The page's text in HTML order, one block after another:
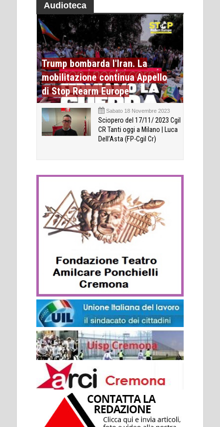
Audioteca
Trump bombarda l'Iran. La
mobilitazione continua Appello
di Stop Rearm Europe
Sabato 18 Novembre 2023
Sciopero del 17/11/ 2023 Cgil
CR Tanti oggi a Milano | Luca
Dell’Asta (FP-Cgil Cr)